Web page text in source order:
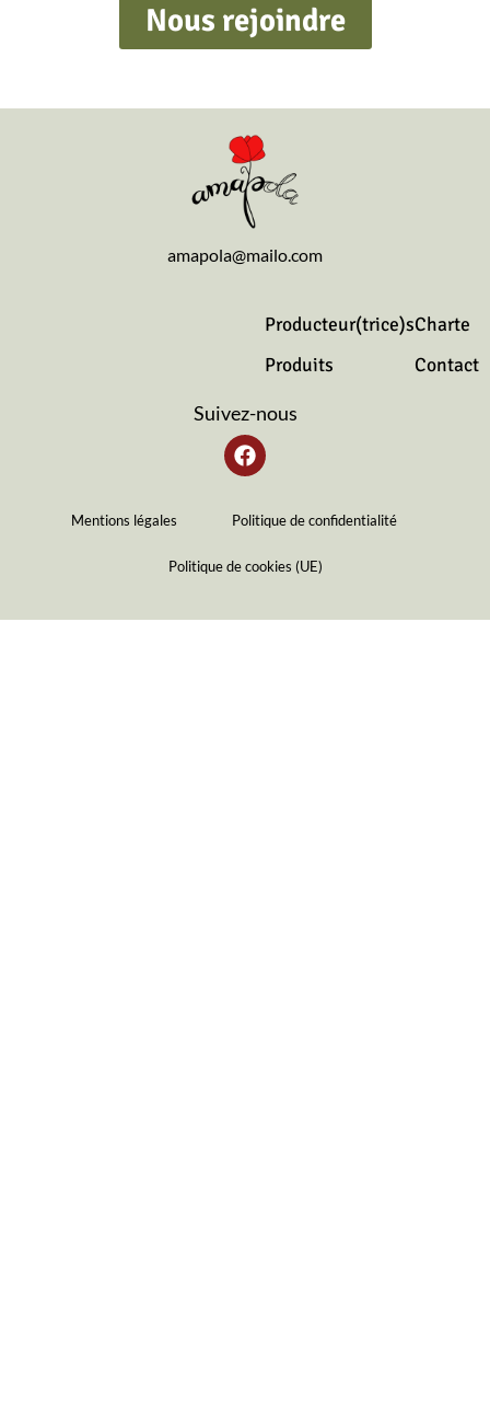
Nous rejoindre
amapola@mailo.com
Charte
Contact
Producteur(trice)s
Produits
F
a
b
o
Suivez-nous
Mentions légales Politique de confidentialité
Politique de cookies (UE)